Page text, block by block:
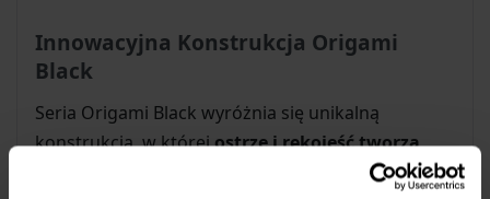
Innowacyjna Konstrukcja Origami
Black
Seria Origami Black wyróżnia się unikalną
konstrukcją, w którejostrze i rękojeść tworzą
, wykonaną z wysokiej jakości